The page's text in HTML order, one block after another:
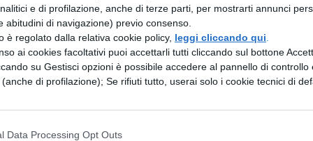
e di profilazione, anche di terze parti, per mostrarti annunci
abitudini di navigazione) previo consenso.
è regolato dalla relativa cookie policy, leggi cliccando qui
ai cookies facoltativi puoi accettarli tutti cliccando sul bottone
su Gestisci opzioni è possibile accedere al pannello di controllo
di profilazione); Se rifiuti tutto, userai solo i cookie tecnici di
Data Processing Opt Outs
del lavoro.
nel mercato del lavoro
dei giovani italiani 25-29enni con
, contro una media del 18,9% nei paesi
mentre il 18,8% è fuori dalla forza lavoro,